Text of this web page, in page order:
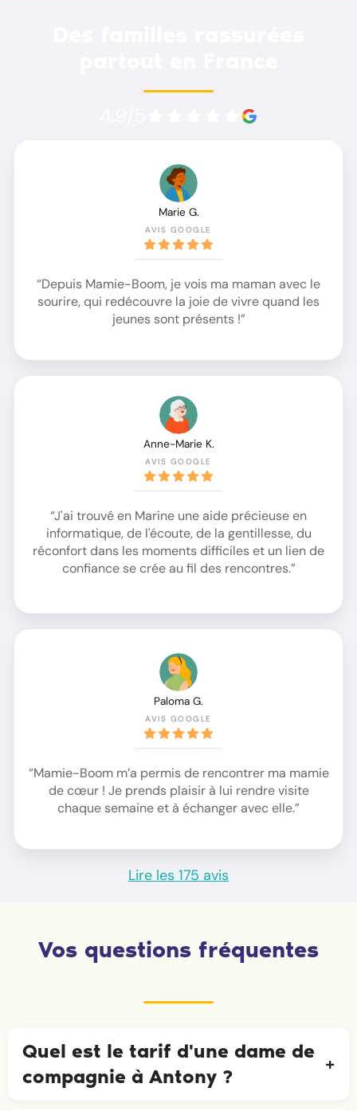
Marie G.
AVIS GOOGLE
“Depuis Mamie-Boom, je vois ma maman avec le
sourire, qui redécouvre la joie de vivre quand les
jeunes sont présents !”
Anne-Marie K.
AVIS GOOGLE
“J'ai trouvé en Marine une aide précieuse en
informatique, de l'écoute, de la gentillesse, du
réconfort dans les moments difficiles et un lien de
confiance se crée au fil des rencontres.”
Paloma G.
AVIS GOOGLE
“Mamie-Boom m’a permis de rencontrer ma mamie
de cœur ! Je prends plaisir à lui rendre visite
chaque semaine et à échanger avec elle.”
Lire les 175 avis
Vos questions fréquentes
Quel est le tarif d'une dame de
compagnie à Antony ?